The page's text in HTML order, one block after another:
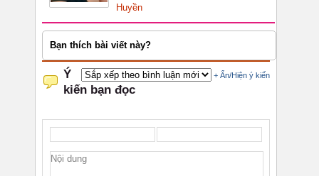
Huyền
Bạn thích bài viết này?